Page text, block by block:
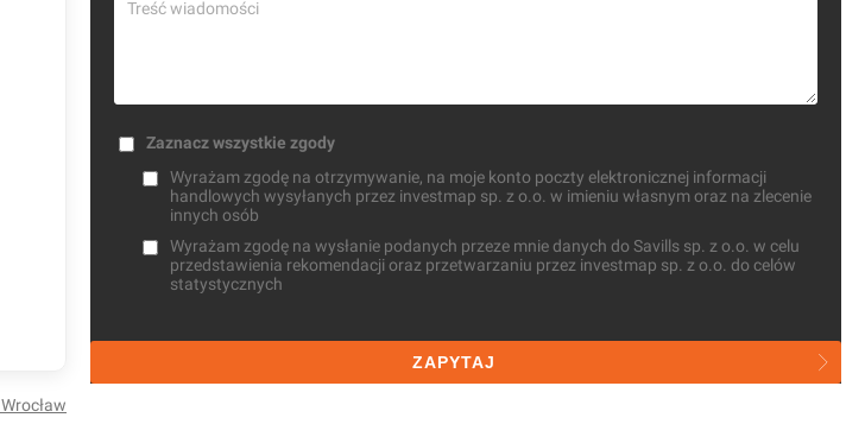
Wrocław
Zaznacz wszystkie zgody
Wyrażam zgodę na otrzymywanie, na moje konto poczty elektronicznej informacji
handlowych wysyłanych przez investmap sp. z o.o. w imieniu własnym oraz na zlecenie
innych osób
Wyrażam zgodę na wysłanie podanych przeze mnie danych do Savills sp. z o.o. w celu
przedstawienia rekomendacji oraz przetwarzaniu przez investmap sp. z o.o. do celów
statystycznych
ZAPYTAJ